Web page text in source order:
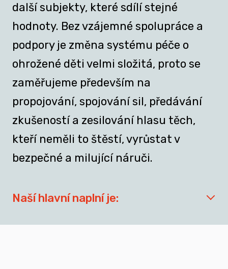
další subjekty, které sdílí stejné
hodnoty. Bez vzájemné spolupráce a
podpory je změna systému péče o
ohrožené děti velmi složitá, proto se
zaměřujeme především na
propojování, spojování sil, předávání
zkušeností a zesilování hlasu těch,
kteří neměli to štěstí, vyrůstat v
bezpečné a milující náruči.
Naší hlavní naplní je: